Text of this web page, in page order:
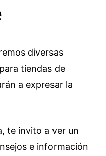
diversas
tiendas de
a expresar la
te invito a ver un
e información